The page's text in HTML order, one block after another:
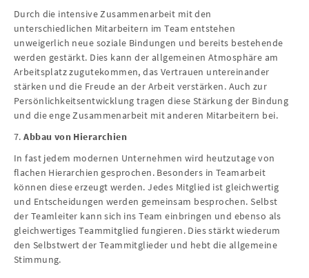
Durch die intensive Zusammenarbeit mit den
unterschiedlichen Mitarbeitern im Team entstehen
unweigerlich neue soziale Bindungen und bereits bestehende
werden gestärkt. Dies kann der allgemeinen Atmosphäre am
Arbeitsplatz zugutekommen, das Vertrauen untereinander
stärken und die Freude an der Arbeit verstärken. Auch zur
Persönlichkeitsentwicklung tragen diese Stärkung der Bindung
und die enge Zusammenarbeit mit anderen Mitarbeitern bei.
7.Abbau von Hierarchien
In fast jedem modernen Unternehmen wird heutzutage von
flachen Hierarchien gesprochen. Besonders in Teamarbeit
können diese erzeugt werden. Jedes Mitglied ist gleichwertig
und Entscheidungen werden gemeinsam besprochen. Selbst
der Teamleiter kann sich ins Team einbringen und ebenso als
gleichwertiges Teammitglied fungieren. Dies stärkt wiederum
den Selbstwert der Teammitglieder und hebt die allgemeine
Stimmung.